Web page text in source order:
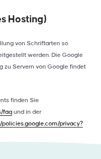
Hosting)
von Schriftarten so
werden. Die Google
zu Servern von Google findet
finden Sie
faq und in der
policies.google.com/privacy?